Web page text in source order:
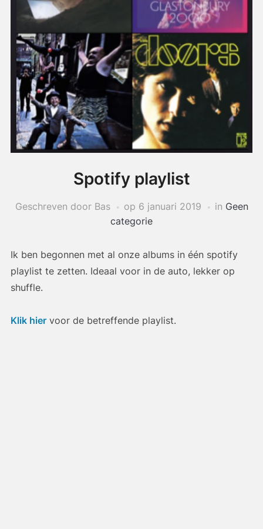
Spotify playlist
Geschreven door Bas op 6 januari 2019 in Geen
categorie
Ik ben begonnen met al onze albums in één spotify
playlist te zetten. Ideaal voor in de auto, lekker op
shuffle.
Klik hiervoor de betreffende playlist.